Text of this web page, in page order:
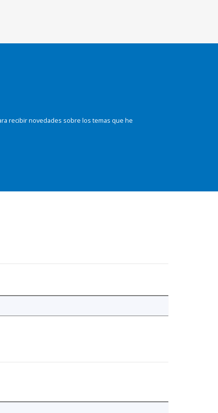
recibir novedades sobre los temas que he